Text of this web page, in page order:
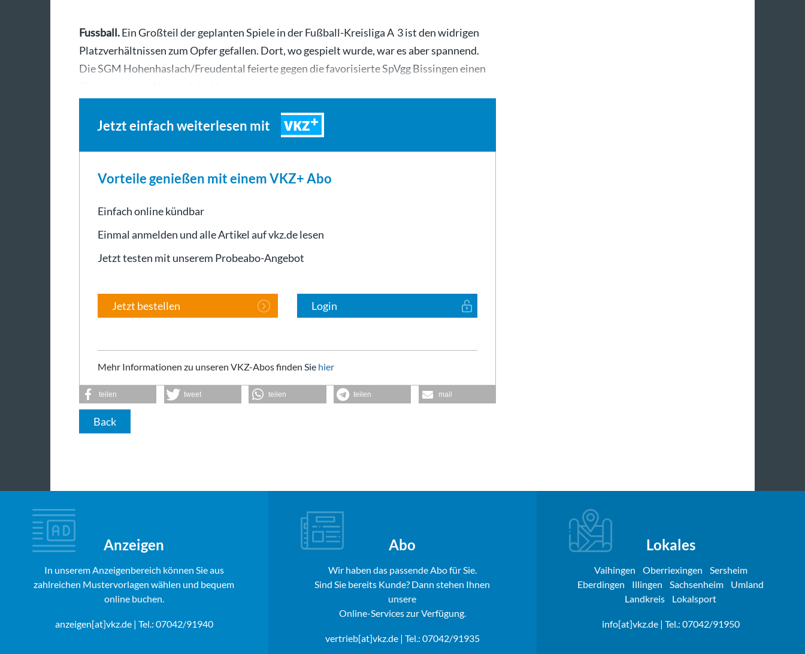
Fussball.Ein Großteil der geplanten Spiele in der Fußball-Kreisliga A 3 ist den widrigen
Platzverhältnissen zum Opfer gefallen. Dort, wo gespielt wurde, war es aber spannend.
Die SGM Hohenhaslach/Freudental feierte gegen die favorisierte SpVgg Bissingen einen
Jetzt einfach weiterlesen mit VKZ
Vorteile genießen mit einem VKZ+ Abo
Einfach online kündbar
Einmal anmelden und alle Artikel auf vkz.de lesen
Jetzt testen mit unserem Probeabo-Angebot
Jetzt bestellen Login
Mehr Informationen zu unseren VKZ-Abos finden Sie hier
teilen tweet teilen teilen mail
Back
Anzeigen
In unserem Anzeigenbereich können Sie aus
zahlreichen Mustervorlagen wählen und bequem
online buchen.
anzeigen[at]vkz.de| Tel.: 07042/91940
Abo
Wir haben das passende Abo für Sie.
Sind Sie bereits Kunde? Dann stehen Ihnen
unsere
Online-Services zur Verfügung.
vertrieb[at]vkz.de| Tel.: 07042/91935
Lokales
Vaihingen Oberriexingen
Sersheim
Eberdingen
Illingen Sachsenheim
Umland
Landkreis
Lokalsport
info[at]vkz.de| Tel.: 07042/91950